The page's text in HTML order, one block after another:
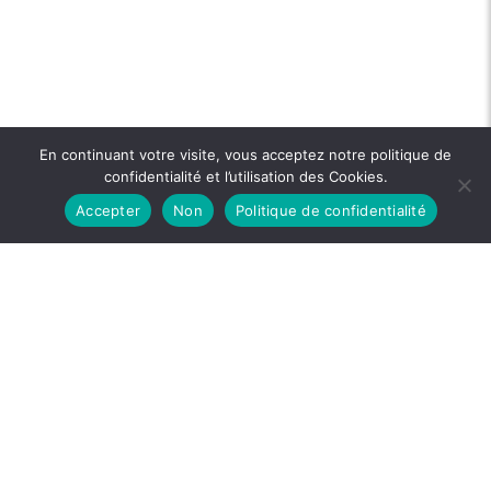
En continuant votre visite, vous acceptez notre politique de
confidentialité et l’utilisation des Cookies.
Accepter
Non Politique de confidentialité